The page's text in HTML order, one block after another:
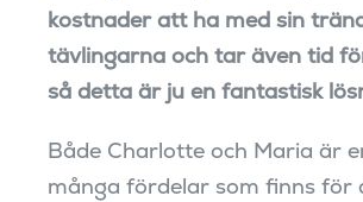
kostnader att ha med sin
tävlingarna och tar även tid
så detta är ju en fantastisk
Både Charlotte och Maria är
många fördelar som finns för